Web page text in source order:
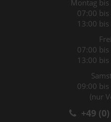
Montag
07:00
13:00
07:00
13:00
09:00
(nur
+49 (0)